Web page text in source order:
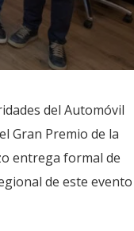
del Automóvil
Gran Premio de la
entrega formal de
de este evento